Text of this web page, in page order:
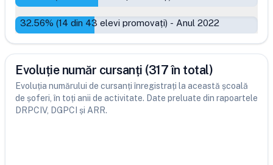
32.56% (14 din 43 elevi promovați) - Anul 2022
Evoluție număr cursanți (317 în total)
Evoluția numărului de cursanți înregistrați la această școală
de șoferi, în toți anii de activitate. Date preluate din rapoartele
DRPCIV, DGPCI și ARR.